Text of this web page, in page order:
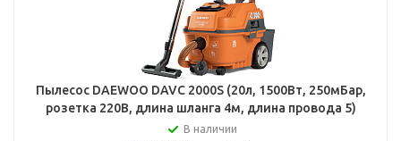
Пылесос DAEWOO DAVC 2000S (20л, 1500Вт, 250мБар,
розетка 220В, длина шланга 4м, длина провода 5)
В наличии